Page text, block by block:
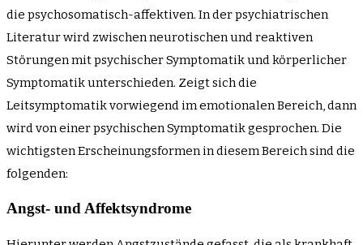
die psychosomatisch-affektiven. In der psychiatrischen
Literatur wird zwischen neurotischen und reaktiven
Störungen mit psychischer Symptomatik und körperlicher
Symptomatik unterschieden. Zeigt sich die
Leitsymptomatik vorwiegend im emotionalen Bereich, dann
wird von einer psychischen Symptomatik gesprochen. Die
wichtigsten Erscheinungsformen in diesem Bereich sind die
folgenden:
Angst- und Affektsyndrome